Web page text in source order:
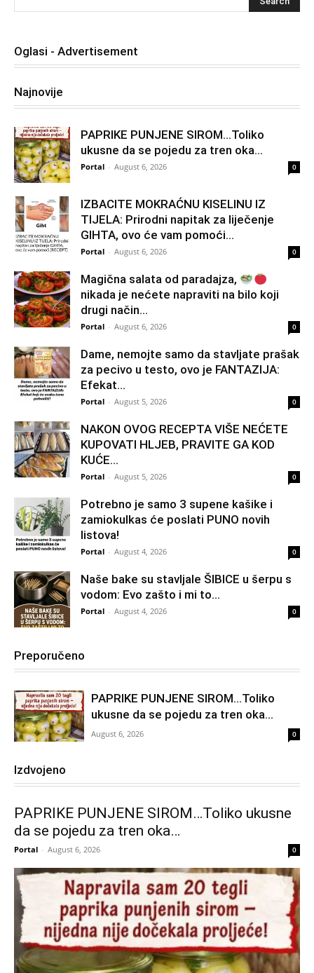
Oglasi - Advertisement
Najnovije
PAPRIKE PUNJENE SIROM…Toliko
ukusne da se pojedu za tren oka…
Portal - August 6, 2026 0
IZBACITE MOKRAĆNU KISELINU IZ
TIJELA: Prirodni napitak za liječenje
GIHTA, ovo će vam pomoći...
Portal - August 6, 2026 0
Magična salata od paradajza,
nikada je nećete napraviti na bilo koji
drugi način…
Portal - August 6, 2026 0
Dame, nemojte samo da stavljate prašak
za pecivo u testo, ovo je FANTAZIJA:
Efekat...
Portal - August 5, 2026 0
NAKON OVOG RECEPTA VIŠE NEĆETE
KUPOVATI HLJEB, PRAVITE GA KOD
KUĆE…
Portal - August 5, 2026 0
Potrebno je samo 3 supene kašike i
zamiokulkas će poslati PUNO novih
listova!
Portal - August 4, 2026 0
Naše bake su stavljale ŠIBICE u šerpu s
vodom: Evo zašto i mi to...
Portal - August 4, 2026 0
Preporučeno
PAPRIKE PUNJENE SIROM…Toliko
ukusne da se pojedu za tren oka…
August 6, 2026 0
Izdvojeno
PAPRIKE PUNJENE SIROM…Toliko ukusne
da se pojedu za tren oka…
Portal - August 6, 2026 0